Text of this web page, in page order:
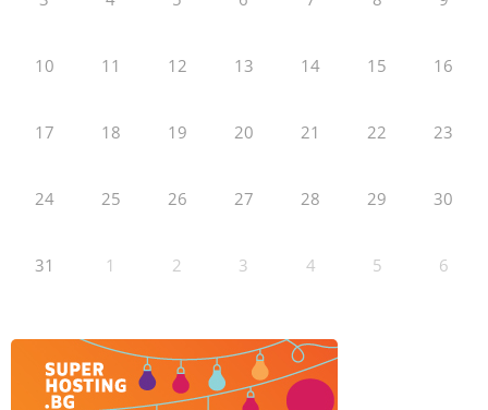
10 11 12 13 14 15 16
17 18 19 20 21 22 23
24 25 26 27 28 29 30
31 1 2 3 4 5 6